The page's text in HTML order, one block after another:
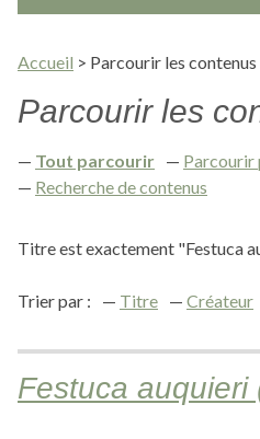
Accueil > Parcourir les contenus
Parcourir les
Tout parcourir
Parcourir
Recherche de contenus
Titre est exactement "Festuca
Trier par : Titre Créateur
Festuca auquieri